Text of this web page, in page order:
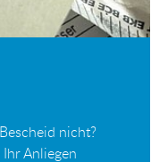
nicht?
Anliegen